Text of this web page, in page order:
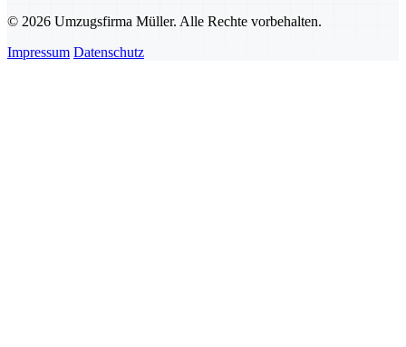
© 2026 Umzugsfirma Müller. Alle Rechte vorbehalten.
Impressum Datenschutz